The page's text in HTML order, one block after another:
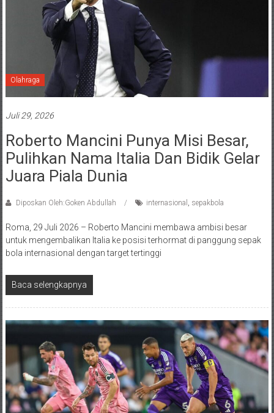
Olahraga
Juli 29, 2026
Roberto Mancini Punya Misi Besar,
Pulihkan Nama Italia Dan Bidik Gelar
Juara Piala Dunia
Diposkan Oleh:Goken Abdullah internasional sepakbola
Roma, 29 Juli 2026 – Roberto Mancini membawa ambisi besar
untuk mengembalikan Italia ke posisi terhormat di panggung sepak
bola internasional dengan target tertinggi
Baca selengkapnya